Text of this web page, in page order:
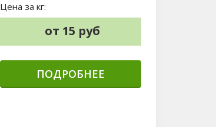
Цена за кг:
от 15 руб
ПОДРОБНЕЕ